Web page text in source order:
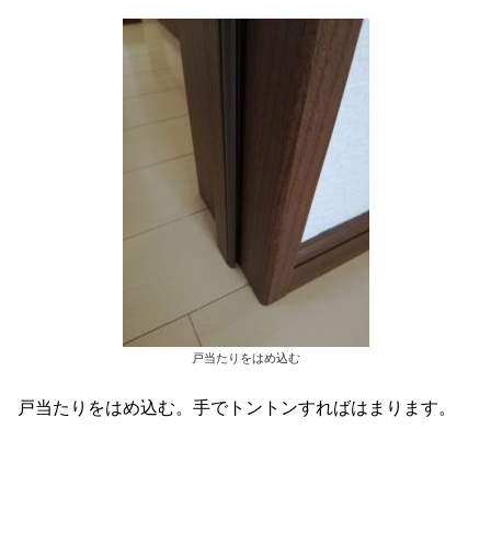
戸当たりをはめ込む
戸当たりをはめ込む。手でトントンすればはまります。